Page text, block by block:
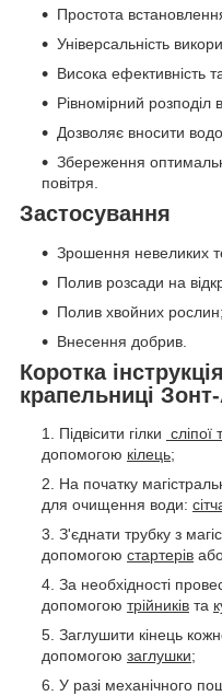
Простота
Універсальність
Висока ефективність
Рівномірний розподіл
Дозволяє вносити
Збереження
повітря.
Застосування
Зрошення невеликих
Полив розсади на
Полив хвойних рослин;
Внесення добрив.
Коротка
крапельниці
Підвісити гілки сліпої
допомогою кілець;
На початку
для очищення води:
З'єднати трубку з
допомогою стартерів
За необхідності
допомогою трійників та
Заглушити кінець
допомогою заглушки;
У разі механічного